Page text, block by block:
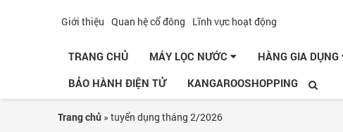
Giới thiệu Quan hệ cổ đông Lĩnh vực hoạt động
TRANG CHỦ MÁY LỌC NƯỚC HÀNG GIA DỤNG
BẢO HÀNH ĐIỆN TỬ
KANGAROOSHOPPING
Trang chủ »tuyển dụng tháng 2/2026